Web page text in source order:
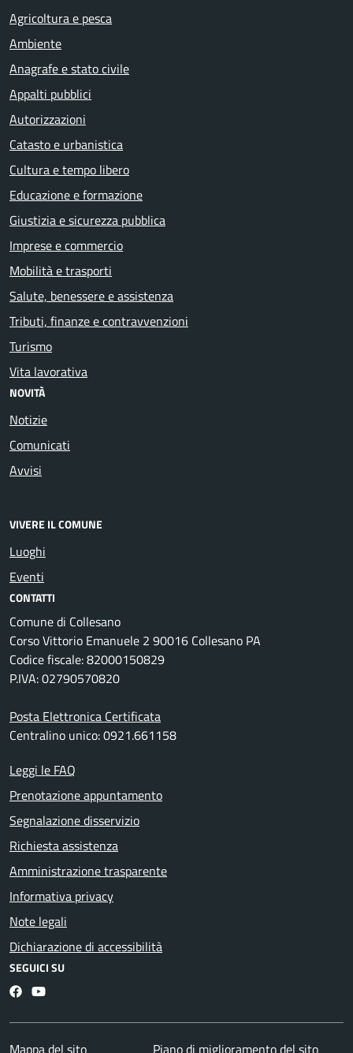
Agricoltura e pesca
Ambiente
Anagrafe e stato civile
Appalti pubblici
Autorizzazioni
Catasto e urbanistica
Cultura e tempo libero
Educazione e formazione
Giustizia e sicurezza pubblica
Imprese e commercio
Mobilità e trasporti
Salute, benessere e assistenza
Tributi, finanze e contravvenzioni
Turismo
Vita lavorativa
NOVITÀ
Notizie
Comunicati
Avvisi
VIVERE IL COMUNE
Luoghi
Eventi
CONTATTI
Comune di Collesano
Corso Vittorio Emanuele 2 90016 Collesano PA
Codice fiscale: 82000150829
P.IVA: 02790570820
Posta Elettronica Certificata
Centralino unico: 0921.661158
Leggi le FAQ
Prenotazione appuntamento
Segnalazione disservizio
Richiesta assistenza
Amministrazione trasparente
Informativa privacy
Note legali
Dichiarazione di accessibilità
SEGUICI SU
FacebookYouTube
Mappa del sito Piano di miglioramento del sito